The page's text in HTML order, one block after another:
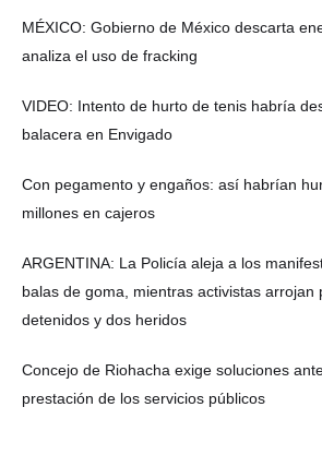
MÉXICO: Gobierno de México descarta
analiza el uso de fracking
VIDEO: Intento de hurto de tenis habría
balacera en Envigado
Con pegamento y engaños: así habrían
millones en cajeros
ARGENTINA: La Policía aleja a los
balas de goma, mientras activistas arrojan
detenidos y dos heridos
Concejo de Riohacha exige soluciones
prestación de los servicios públicos